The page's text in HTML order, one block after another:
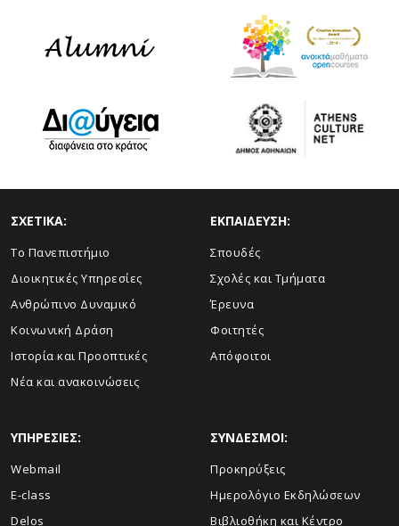
ΣΧΕΤΙΚΑ:
Το Πανεπιστήμιο
Διοικητικές Υπηρεσίες
Ανθρώπινο Δυναμικό
Κοινωνική Δράση
Ιστορία και Προοπτικές
Νέα και ανακοινώσεις
ΕΚΠΑΙΔΕΥΣΗ:
Σπουδές
Σχολές και Τμήματα
Έρευνα
Φοιτητές
Απόφοιτοι
ΥΠΗΡΕΣΙΕΣ:
Webmail
E-class
Delos
ΣΥΝΔΕΣΜΟΙ:
Προκηρύξεις
Ημερολόγιο Εκδηλώσεων
Βιβλιοθήκη και Κέντρο